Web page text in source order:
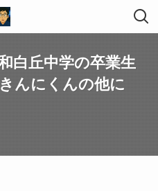
白丘中学の卒業生
んにくんの他に